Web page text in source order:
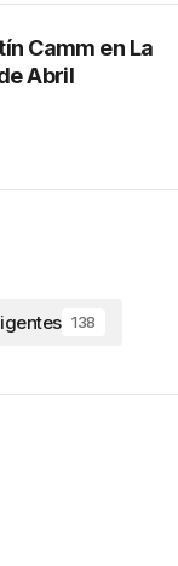
Camm en La
Abril
138